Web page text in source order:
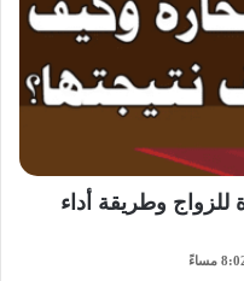
للزواج وطريقة أداء